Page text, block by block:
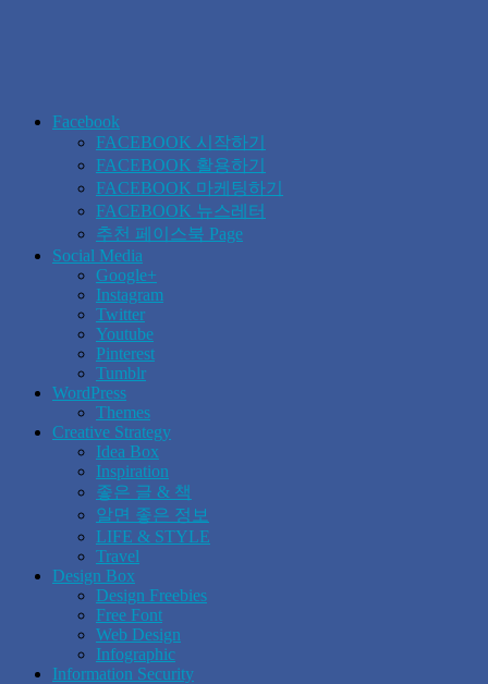
Facebook
FACEBOOK 시작하기
FACEBOOK 활용하기
FACEBOOK 마케팅하기
FACEBOOK 뉴스레터
추천 페이스북 Page
Social Media
Google+
Instagram
Twitter
Youtube
Pinterest
Tumblr
WordPress
Themes
Creative Strategy
Idea Box
Inspiration
좋은 글 & 책
알면 좋은 정보
LIFE & STYLE
Travel
Design Box
Design Freebies
Free Font
Web Design
Infographic
Information Security